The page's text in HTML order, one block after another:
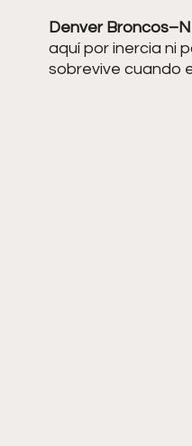
Denver
aquí por inercia ni
sobrevive cuando